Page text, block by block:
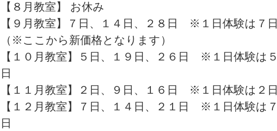
【８月教室】 お休み
【９月教室】７日、１４日、２８日 ※１日体験は７日
（※ここから新価格となります）
【１０月教室】５日、１９日、２６日 ※１日体験は５
日
【１１月教室】２日、９日、１６日 ※１日体験は２日
【１２月教室】７日、１４日、２１日 ※１日体験は７
日